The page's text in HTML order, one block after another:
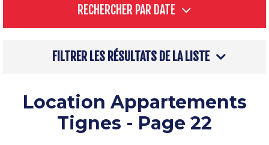
RECHERCHER PAR DATE
FILTRER LES RÉSULTATS DE LA LISTE
Location Appartements
Tignes - Page 22